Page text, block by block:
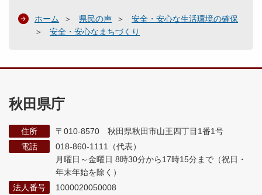
ホーム 県民の声
安全・安心な生活環境の確保
安全・安心なまちづくり
秋田県庁
住所
〒010-8570 秋田県秋田市山王四丁目1番1号
電話
018-860-1111（代表）
月曜日～金曜日 8時30分から17時15分まで （祝日・
年末年始を除く）
法人番号
1000020050008